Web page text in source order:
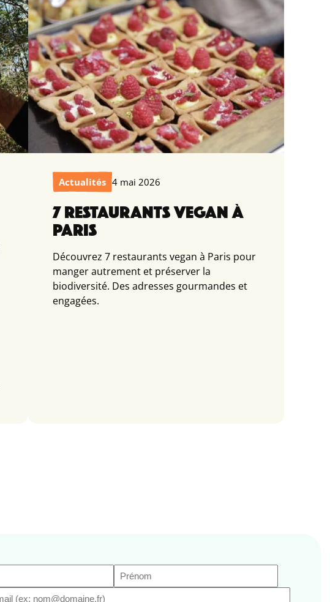
Actualités 4 mai 2026
7 RESTAURANTS VEGAN À
PARIS
Découvrez 7 restaurants vegan à Paris pour
manger autrement et préserver la
biodiversité. Des adresses gourmandes et
engagées.
Prénom